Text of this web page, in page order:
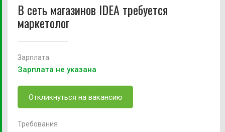
В сеть магазинов IDEA требуется
маркетолог
Зарплата
Зарплата не указана
Откликнуться на вакансию
Требования